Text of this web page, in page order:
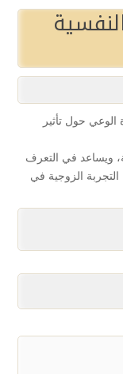
الوعي حول تأثير
ويساعد في التعرف
الزوجية في